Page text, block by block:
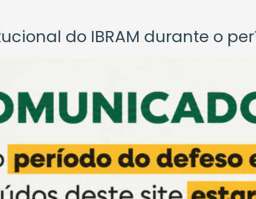
do IBRAM durante o